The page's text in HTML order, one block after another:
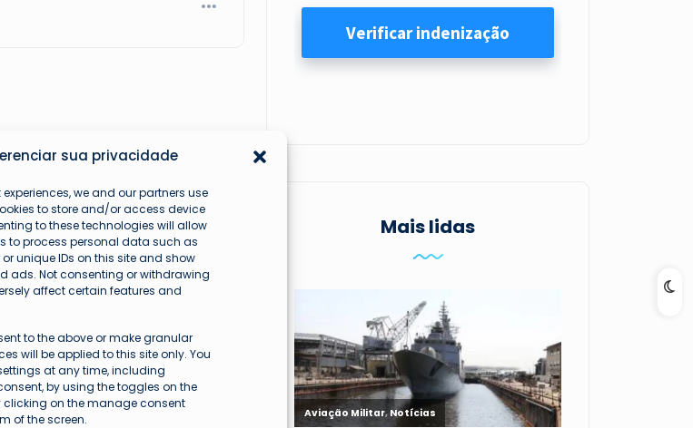
sua privacidade
we and our partners use
to store and/or access device
to these technologies will allow
to process personal data such as
unique IDs on this site and show
ads. Not consenting or withdrawing
affect certain features and
to the above or make granular
will be applied to this site only. You
at any time, including
by using the toggles on the
clicking on the manage consent
of the screen.
Mais lidas